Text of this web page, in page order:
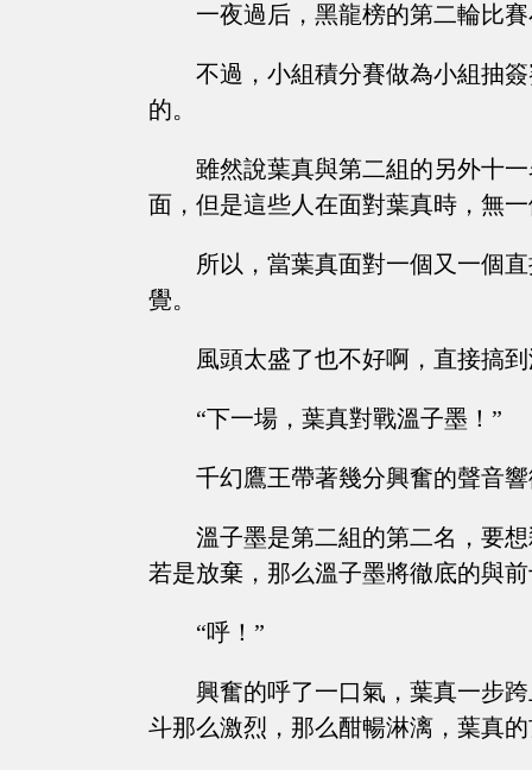
一夜過后，黑龍榜的第二輪比
不過，小組積分賽做為小組抽
的。
雖然說葉真與第二組的另外十
面，但是這些人在面對葉真時，無
所以，當葉真面對一個又一個
覺。
風頭太盛了也不好啊，直接搞
“下一場，葉真對戰溫子墨！”
千幻鷹王帶著幾分興奮的聲音
溫子墨是第二組的第二名，要
若是放棄，那么溫子墨將徹底的與
“呼！”
興奮的呼了一口氣，葉真一步
斗那么激烈，那么酣暢淋漓，葉真